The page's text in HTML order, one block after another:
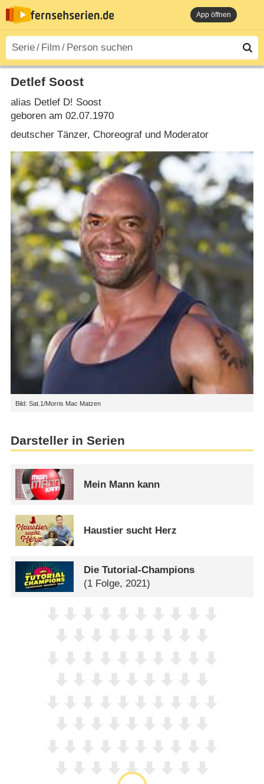
App öffnen
Bild: Sat.1/Morris Mac Matzen
Detlef Soost
alias Detlef D! Soost
geboren am 02.07.1970
deutscher Tänzer, Choreograf und Moderator
Darsteller in Serien
Mein Mann kann
Haustier sucht Herz
Die Tutorial-Champions
(1 Folge, 2021)